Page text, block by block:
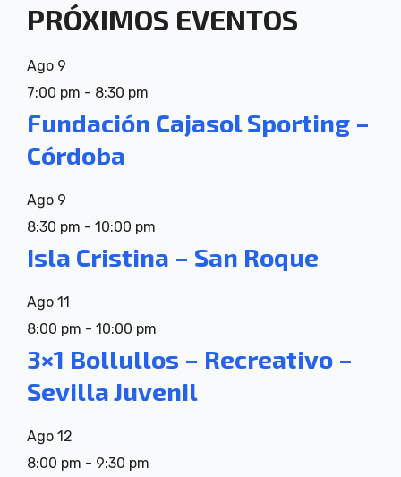
PRÓXIMOS EVENTOS
Ago 9
7:00 pm - 8:30 pm
Fundación Cajasol Sporting –
Córdoba
Ago 9
8:30 pm - 10:00 pm
Isla Cristina – San Roque
Ago 11
8:00 pm - 10:00 pm
3×1 Bollullos – Recreativo –
Sevilla Juvenil
Ago 12
8:00 pm - 9:30 pm